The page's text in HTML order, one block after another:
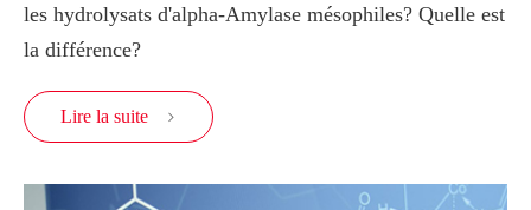
les hydrolysats d'alpha-Amylase mésophiles? Quelle est
la différence?
Lire la suite 